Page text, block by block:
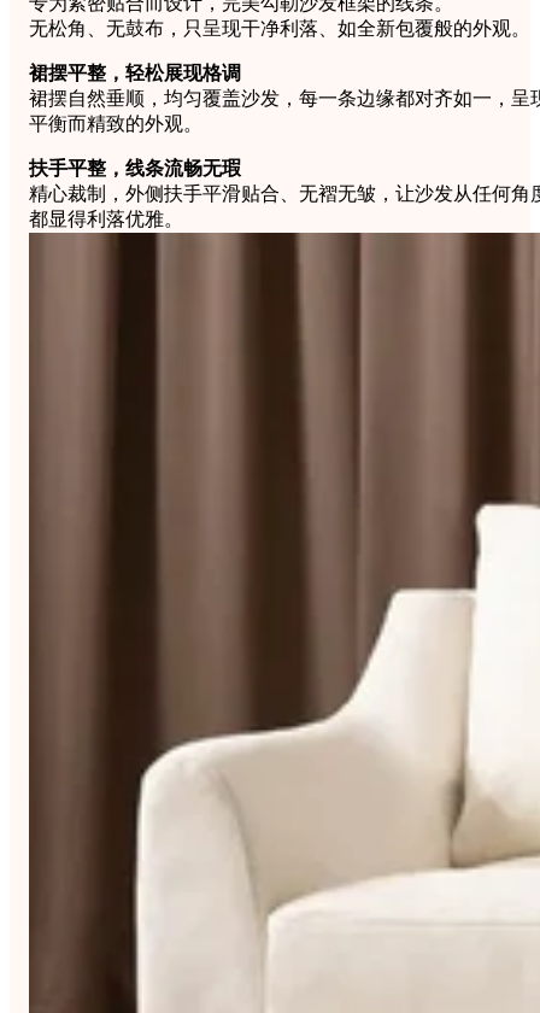
无松角、无鼓布，只呈现干净利落、如全新包覆般的外观。
裙摆平整，轻松展现格调
裙摆自然垂顺，均匀覆盖沙发，每一条边缘都对齐如一，呈
平衡而精致的外观。
扶手平整，线条流畅无瑕
精心裁制，外侧扶手平滑贴合、无褶无皱，让沙发从任何角
都显得利落优雅。